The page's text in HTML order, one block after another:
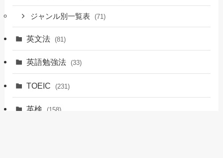
ジャンル別一覧表 (71)
英文法 (81)
英語勉強法 (33)
TOEIC (231)
英検 (158)